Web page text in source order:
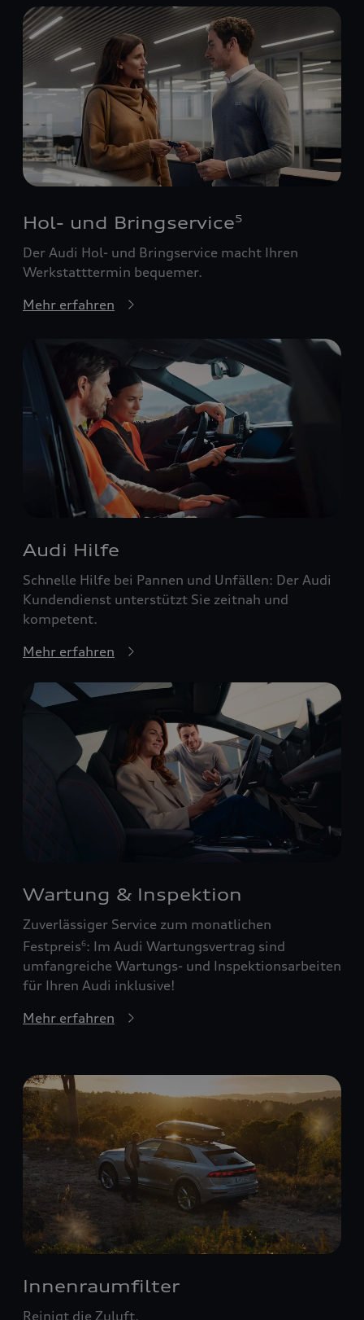
Hol- und Bringservice5
Der Audi Hol- und Bringservice macht Ihren
Werkstatttermin bequemer.
Mehr erfahren
Audi Hilfe
Schnelle Hilfe bei Pannen und Unfällen: Der Audi
Kundendienst unterstützt Sie zeitnah und
kompetent.
Mehr erfahren
Wartung & Inspektion
Zuverlässiger Service zum monatlichen
Festpreis6: Im Audi Wartungsvertrag sind
umfangreiche Wartungs- und Inspektionsarbeiten
für Ihren Audi inklusive!
Mehr erfahren
Innenraumfilter
Reinigt die Zuluft.